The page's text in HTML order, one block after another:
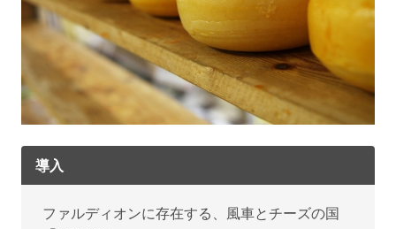
導入
ファルディオンに存在する、風車とチーズの国